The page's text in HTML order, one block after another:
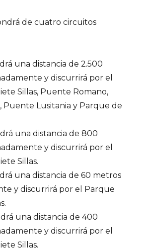
de cuatro circuitos
una distancia de 2.500
y discurrirá por el
Sillas, Puente Romano,
Puente Lusitania y Parque de
una distancia de 800
y discurrirá por el
Sillas.
una distancia de 60 metros
y discurrirá por el Parque
una distancia de 400
y discurrirá por el
Sillas.